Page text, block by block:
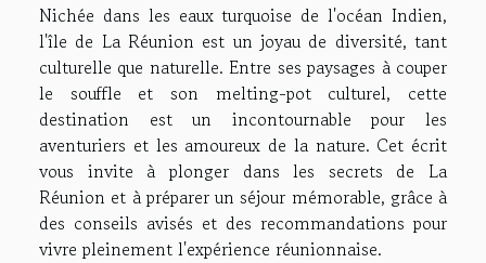
Nichée dans les eaux turquoise de l'océan Indien,
l'île de La Réunion est un joyau de diversité, tant
culturelle que naturelle. Entre ses paysages à couper
le souffle et son melting-pot culturel, cette
destination est un incontournable pour les
aventuriers et les amoureux de la nature. Cet écrit
vous invite à plonger dans les secrets de La
Réunion et à préparer un séjour mémorable, grâce à
des conseils avisés et des recommandations pour
vivre pleinement l'expérience réunionnaise.